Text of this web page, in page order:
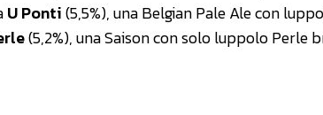
U Ponti(5,5%), una Belgian Pale Ale con
(5,2%), una Saison con solo luppolo Perle